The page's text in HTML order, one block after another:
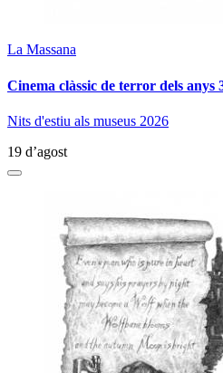
La Massana
Cinema clàssic de terror dels
Nits d'estiu als museus 2026
19 d’agost